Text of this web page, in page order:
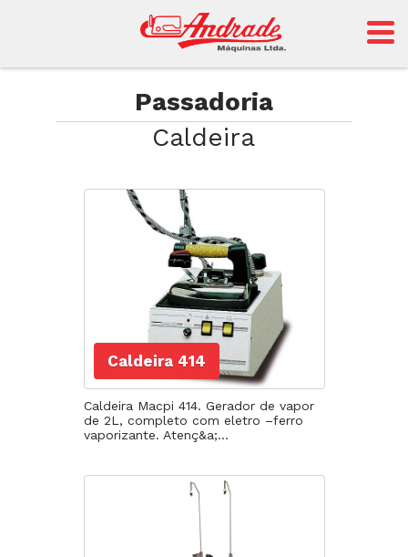
Andrade
Passadoria
Caldeira
Caldeira 414
Caldeira Macpi 414. Gerador de vapor
de 2L, completo com eletro –ferro
vaporizante. Atenç&a;...